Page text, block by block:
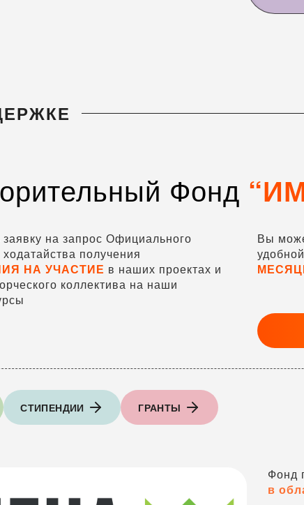
Фонд
на запрос Официального
получения
НА УЧАСТИЕ в наших проектах и
коллектива на наши
Вы
СТИПЕНДИИ ГРАНТЫ
Фонд
в